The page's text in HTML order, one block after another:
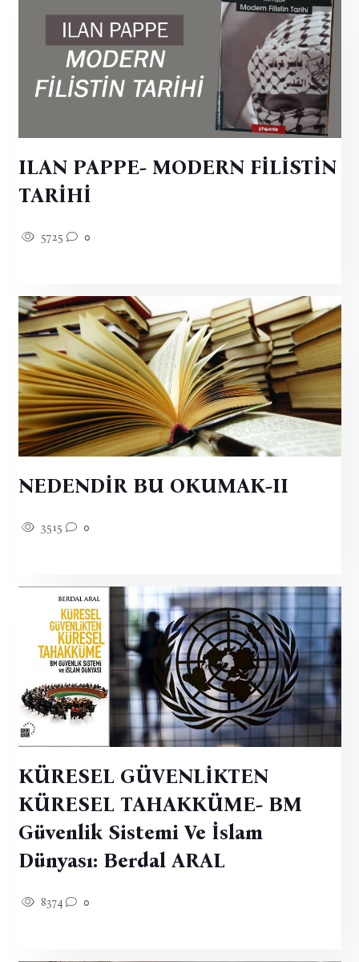
ILAN PAPPE- MODERN FİLİSTİN
TARİHİ
5725 0
NEDENDİR BU OKUMAK-II
3515 0
KÜRESEL GÜVENLİKTEN
KÜRESEL TAHAKKÜME- BM
Güvenlik Sistemi Ve İslam
Dünyası: Berdal ARAL
8374 0